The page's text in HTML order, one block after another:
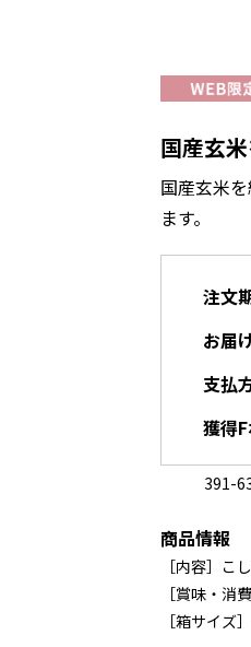
国産玄
国産玄米
ます。
注文
お届
支払
獲得
391-
商品情報
［内容］こ
［賞味・消
［箱サイ